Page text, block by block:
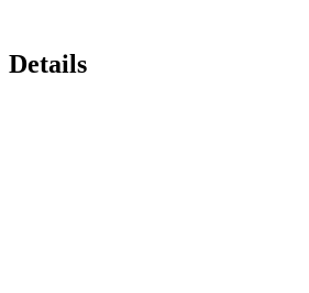
Details